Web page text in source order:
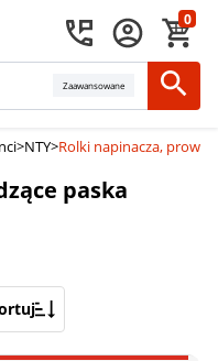
0
Zaawansowane
>NTY>Rolki napinacza,
paska